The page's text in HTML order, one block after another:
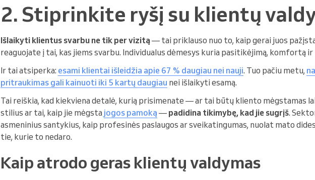
2. Stiprinkite ryšį su klientų
Išlaikyti klientus svarbu ne tik per vizitą— tai priklauso nuo to, kaip gerai juos
reaguojate į tai, kas jiems svarbu. Individualus dėmesys kuria pasitikėjimą, komfortą ir
Ir tai atsiperka: esami klientai išleidžia apie 67 % daugiau nei nauji. Tuo pačiu metu,
pritraukimas gali kainuoti iki 5 kartų daugiau nei išlaikyti esamą.
Tai reiškia, kad kiekviena detalė, kurią prisimenate — ar tai būtų kliento mėgstamas
stilius ar tai, kaip jie mėgsta jogos pamoką — padidina tikimybę, kad jie sugrįš.
asmeninius santykius, kaip profesinės paslaugos ar sveikatingumas, nuolat mato
tie, kurie to nedaro.
Kaip atrodo geras klientų valdymas